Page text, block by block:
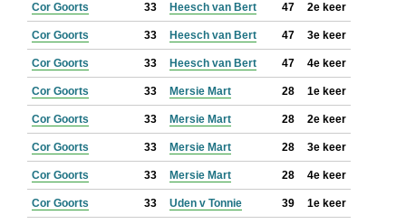
Cor Goorts 33 Heesch van Bert 47 2e keer
Cor Goorts 33 Heesch van Bert 47 3e keer
Cor Goorts 33 Heesch van Bert 47 4e keer
Cor Goorts 33 Mersie Mart 28 1e keer
Cor Goorts 33 Mersie Mart 28 2e keer
Cor Goorts 33 Mersie Mart 28 3e keer
Cor Goorts 33 Mersie Mart 28 4e keer
Cor Goorts 33 Uden v Tonnie 39 1e keer